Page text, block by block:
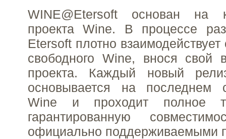
WINE@Etersoft основан на
проекта Wine. В процессе
Etersoft плотно
свободного Wine, внося свой
проекта. Каждый новый
основывается на последнем
Wine и проходит полное
гарантированную
официально поддерживаемыми